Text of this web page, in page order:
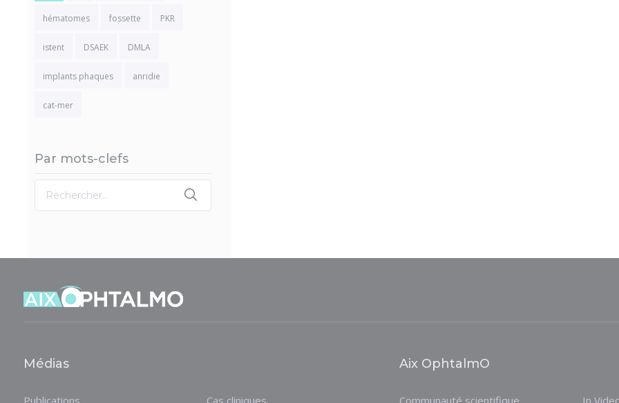
hématomes fossette PKR
istent DSAEK DMLA
implants phaques anridie
cat-mer
Par mots-clefs
Médias
Publications Cas cliniques
Aix OphtalmO
Communauté scientifique In